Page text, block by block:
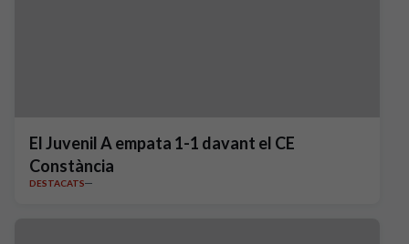
El Juvenil A empata 1-1 davant el CE
Constància
DESTACATS